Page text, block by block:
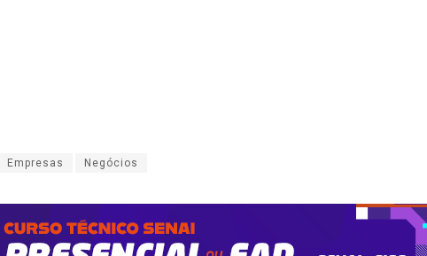
Empresas Negócios